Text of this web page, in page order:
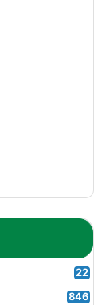
22
846